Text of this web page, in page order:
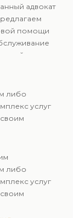
адвокат
помощи
подход к
либо
услуг
и
каждому
либо
услуг
и